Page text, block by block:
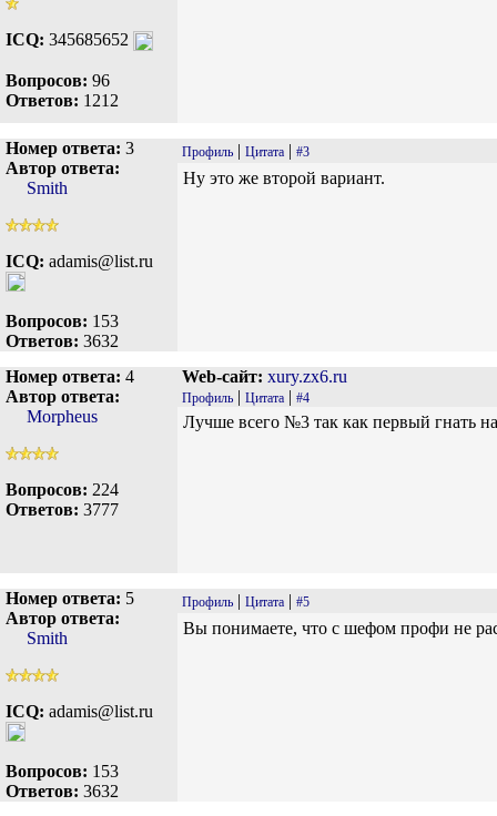
ICQ: 345685652
Вопросов: 96
Ответов: 1212
Номер ответа: 3
Автор ответа:
Smith
ICQ: adamis@list.ru
Вопросов: 153
Ответов: 3632
Профиль | Цитата | #3
Ну это же второй вариант.
Номер ответа: 4
Автор ответа:
Morpheus
Вопросов: 224
Ответов: 3777
Web-сайт: xury.zx6.ru
Профиль | Цитата | #4
Лучше всего №3 так как первый гнать
Номер ответа: 5
Автор ответа:
Smith
ICQ: adamis@list.ru
Вопросов: 153
Ответов: 3632
Профиль | Цитата | #5
Вы понимаете, что с шефом профи не